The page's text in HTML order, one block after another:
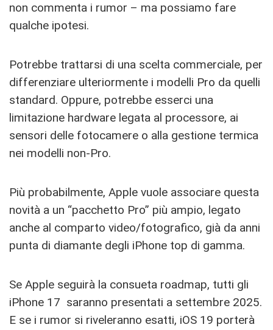
non commenta i rumor – ma possiamo fare
qualche ipotesi.
Potrebbe trattarsi di una scelta commerciale, per
differenziare ulteriormente i modelli Pro da quelli
standard. Oppure, potrebbe esserci una
limitazione hardware legata al processore, ai
sensori delle fotocamere o alla gestione termica
nei modelli non-Pro.
Più probabilmente, Apple vuole associare questa
novità a un “pacchetto Pro” più ampio, legato
anche al comparto video/fotografico, già da anni
punta di diamante degli iPhone top di gamma.
Se Apple seguirà la consueta roadmap, tutti gli
iPhone 17 saranno presentati a settembre 2025.
E se i rumor si riveleranno esatti, iOS 19 porterà